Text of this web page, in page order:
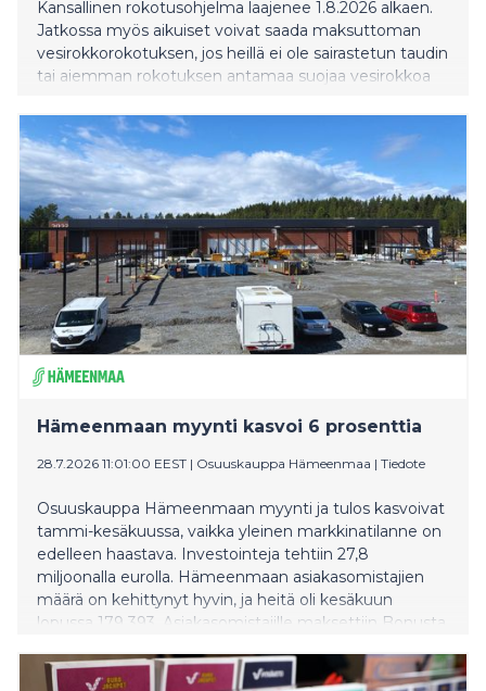
Kansallinen rokotusohjelma laajenee 1.8.2026 alkaen.
Jatkossa myös aikuiset voivat saada maksuttoman
vesirokkorokotuksen, jos heillä ei ole sairastetun taudin
tai aiemman rokotuksen antamaa suojaa vesirokkoa
Hämeenmaan myynti kasvoi 6 prosenttia
28.7.2026 11:01:00 EEST | Osuuskauppa Hämeenmaa | Tiedote
Osuuskauppa Hämeenmaan myynti ja tulos kasvoivat
tammi-kesäkuussa, vaikka yleinen markkinatilanne on
edelleen haastava. Investointeja tehtiin 27,8
miljoonalla eurolla. Hämeenmaan asiakasomistajien
määrä on kehittynyt hyvin, ja heitä oli kesäkuun
lopussa 179 393. Asiakasomistajille maksettiin Bonusta